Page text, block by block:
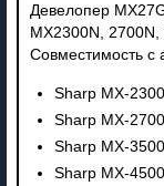
Девелопер
MX2300N,
Совместимость с
Sharp MX-
Sharp MX-
Sharp MX-
Sharp MX-